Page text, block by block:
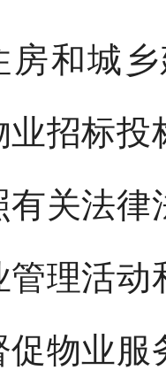
房和城
业招标
有关法
理活
促物业